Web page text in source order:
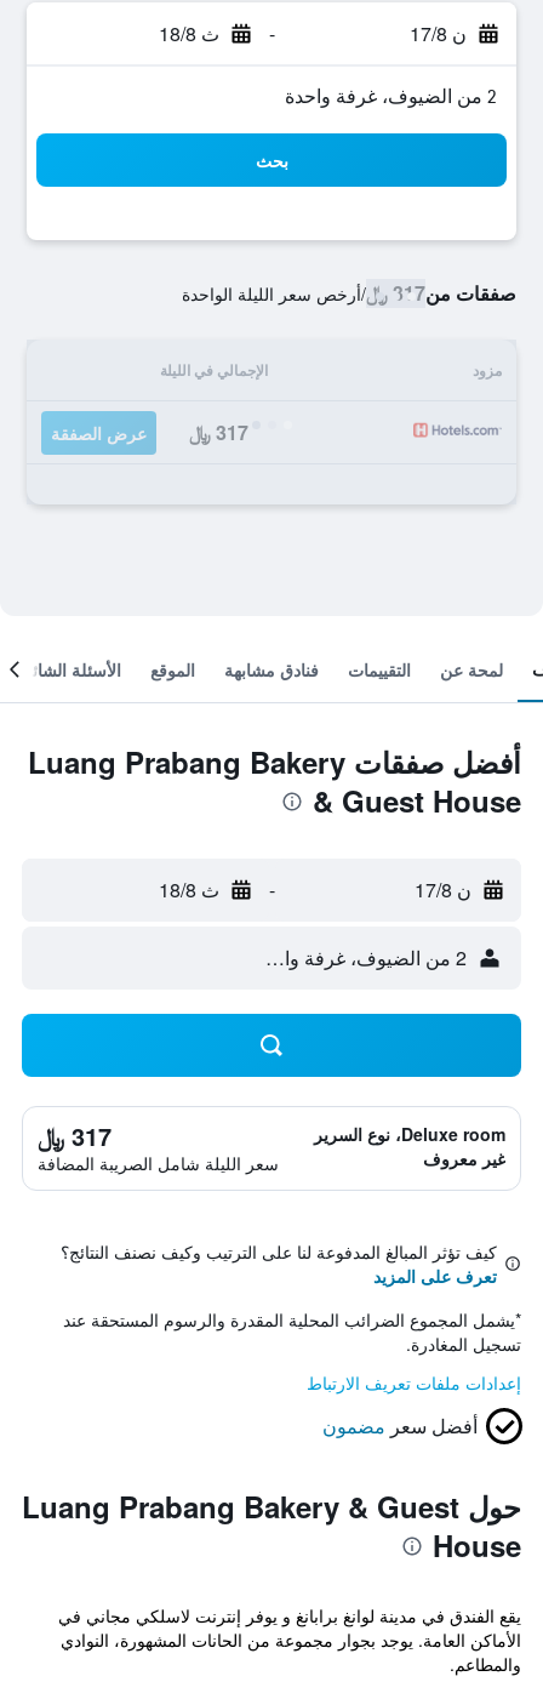
ن 17/8 - ث 18/8
2 من الضيوف، غرفة واحدة
بحث
صفقات من317 ﷼ /أرخص سعر الليلة الواحدة
مزود الإجمالي في الليلة
317 ﷼ عرض الصفقة
لمحة عن التقييمات فنادق مشابهة الموقع الأسئلة الشائعة
أفضل صفقات Luang Prabang Bakery
& Guest House
ن 17/8 - ث 18/8
2 من الضيوف، غرفة واحدة
Deluxe room، نوع السرير
غير معروف
317 ﷼
سعر الليلة شامل الصريبة المضافة
كيف تؤثر المبالغ المدفوعة لنا على الترتيب وكيف نصنف النتائج؟
تعرف على المزيد
*يشمل المجموع الضرائب المحلية المقدرة والرسوم المستحقة عند
تسجيل المغادرة.
إعدادات ملفات تعريف الارتباط
أفضل سعر مضمون
حول Luang Prabang Bakery & Guest
House
يقع الفندق في مدينة لوانغ برابانغ و يوفر إنترنت لاسلكي مجاني في
الأماكن العامة. يوجد بجوار مجموعة من الحانات المشهورة، النوادي
والمطاعم.